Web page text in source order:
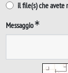
il file(s) che avete
Messaggio